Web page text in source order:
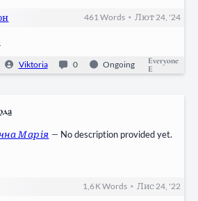
461Words •Лют 24, '24
Viktoria 0 Ongoing
Everyone
E
Марія — No description provided yet.
1,6 KWords • Лис 24, '22